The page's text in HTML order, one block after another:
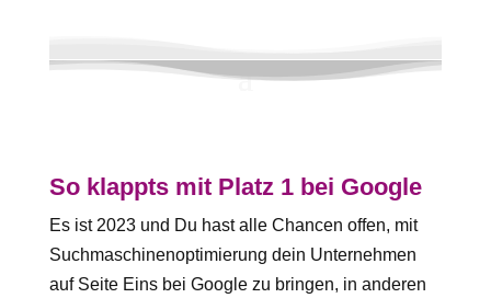
So klappts mit Platz 1 bei Google
Es ist 2023 und Du hast alle Chancen offen, mit
Suchmaschinenoptimierung dein Unternehmen
auf Seite Eins bei Google zu bringen, in anderen